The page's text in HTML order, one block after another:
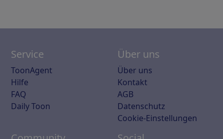
Service
ToonAgent
Hilfe
FAQ
Daily Toon
Über uns
Über uns
Kontakt
AGB
Datenschutz
Cookie-Einstellungen